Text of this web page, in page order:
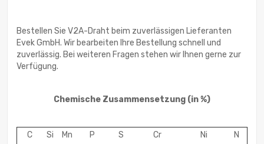
Bestellen Sie V2A-Draht beim zuverlässigen Lieferanten
Evek GmbH. Wir bearbeiten Ihre Bestellung schnell und
zuverlässig. Bei weiteren Fragen stehen wir Ihnen gerne zur
Verfügung.
Chemische Zusammensetzung (in %)
C Si Mn P S Cr Ni
N